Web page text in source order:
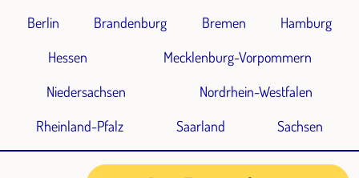
Berlin
Brandenburg Bremen
Hamburg
Hessen
Mecklenburg-Vorpommern
Niedersachsen
Nordrhein-Westfalen
Rheinland-Pfalz
Saarland
Sachsen
Sachsen-Anhalt
Schleswig-Holstein Thüringen